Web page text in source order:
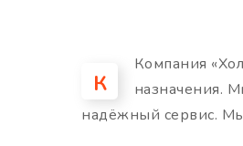
К
Компания
назначения.
надёжный сервис.